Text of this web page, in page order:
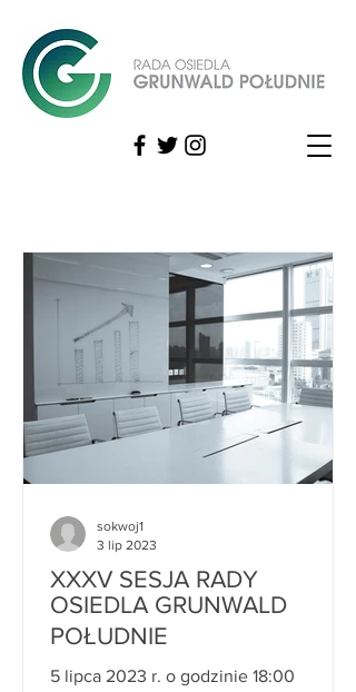
XXXV SESJA RADY
OSIEDLA GRUNWALD
POŁUDNIE
5 lipca 2023 r. o godzinie 18:00
sokwoj1
3 lip 2023